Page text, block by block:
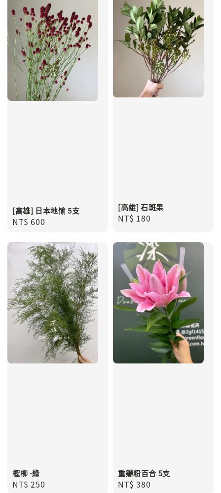
[高雄] 日本地愉 5支
Regular
NT$ 600
[高雄] 石斑果
Regular
NT$ 180
檉柳 -綠
Regular
NT$ 250
重瓣粉百合 5支
Regular
NT$ 380